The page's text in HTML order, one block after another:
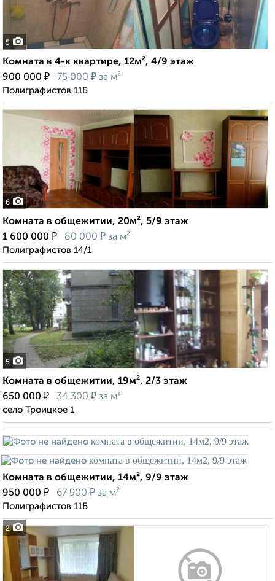
5
Комната в 4-к квартире, 12м², 4/9 этаж
900 000 ₽ 75 000 ₽ за м²
Полиграфистов 11Б
6
Комната в общежитии, 20м², 5/9 этаж
1 600 000 ₽ 80 000 ₽ за м²
Полиграфистов 14/1
5
Комната в общежитии, 19м², 2/3 этаж
650 000 ₽ 34 300 ₽ за м²
село Троицкое 1
2
Комната в общежитии, 14м², 9/9 этаж
950 000 ₽ 67 900 ₽ за м²
Полиграфистов 11Б